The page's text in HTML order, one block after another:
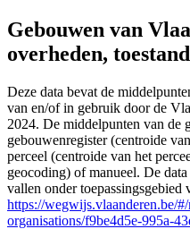
Gebouwen van
overheden,
Deze data bevat de
van en/of in gebruik door de
2024. De middelpunten van de
gebouwenregister (centroide
perceel (centroide van het
geocoding) of manueel. De
vallen onder toepassingsgebied
https://wegwijs.vlaanderen.be/
organisations/f9be4d5e-995a-